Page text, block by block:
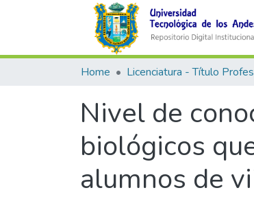
Home
Nivel de
biológicos
alumnos de